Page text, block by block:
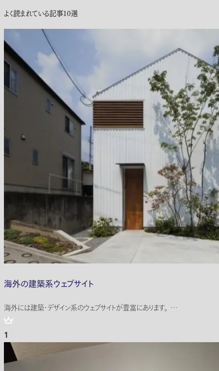
よく読まれている記事10選
海外の建築系ウェブサイト
海外には建築・デザイン系のウェブサイトが豊富にあります。 …
1